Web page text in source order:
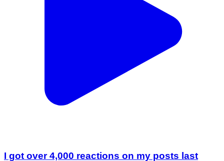
I got over 4,000 reactions on my posts last
week! Thanks everyone for your support! 🎉